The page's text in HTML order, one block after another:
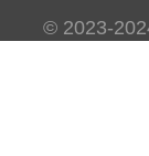
© 2023-